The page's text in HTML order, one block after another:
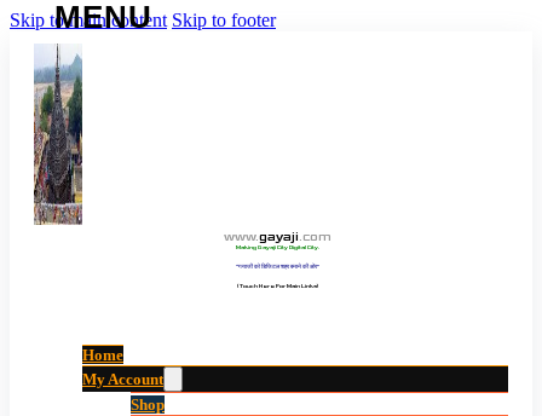
Skip to main content Skip to footer
www.gayaji.com
Making Gayaji City Digital City.
“गयाजी को डिजिटल शहर बनाने की ओर”
(Touch Here For Main Links)
Home
My Account
Shop